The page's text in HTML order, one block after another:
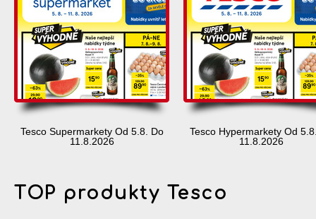
Tesco Supermarkety Od 5.8. Do
11.8.2026
Tesco Hypermarkety Od
11.8.2026
TOP produkty Tesco